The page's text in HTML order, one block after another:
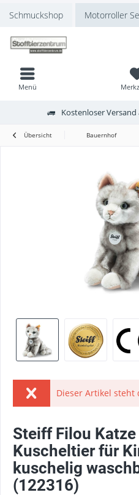
Schmuckshop Motorroller
Kostenloser
Menü
Übersicht Bauernhof
Dieser Artikel
Steiff Filou
Kuscheltier für
kuschelig
(122316)